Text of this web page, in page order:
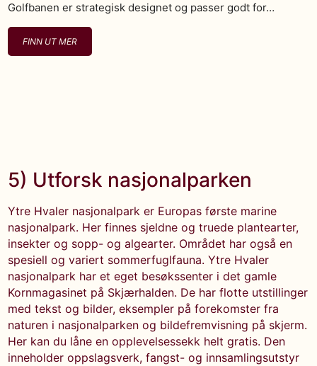
Golfbanen er strategisk designet og passer godt for…
FINN UT MER
5) Utforsk nasjonalparken
Ytre Hvaler nasjonalpark er Europas første marine
nasjonalpark. Her finnes sjeldne og truede plantearter,
insekter og sopp- og algearter. Området har også en
spesiell og variert sommerfuglfauna. Ytre Hvaler
nasjonalpark har et eget besøkssenter i det gamle
Kornmagasinet på Skjærhalden. De har flotte utstillinger
med tekst og bilder, eksempler på forekomster fra
naturen i nasjonalparken og bildefremvisning på skjerm.
Her kan du låne en opplevelsessekk helt gratis. Den
inneholder oppslagsverk, fangst- og innsamlingsutstyr